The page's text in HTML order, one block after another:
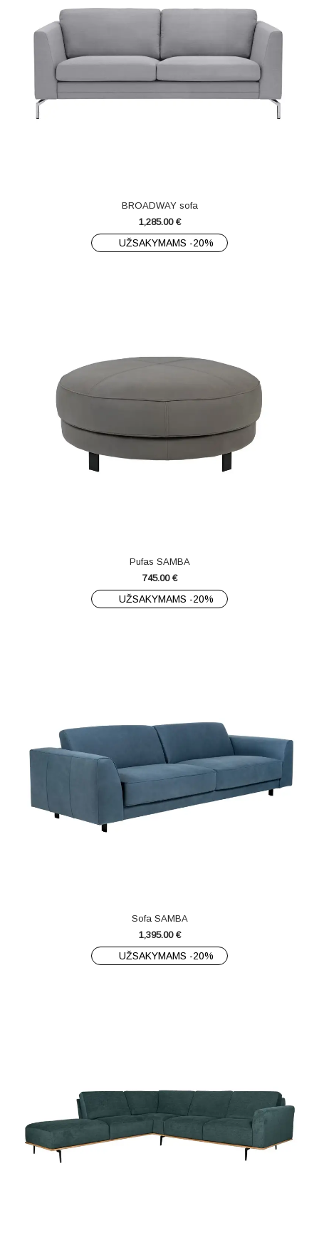
BROADWAY sofa
1,285.00 €
UŽSAKYMAMS -20%
Pufas SAMBA
745.00 €
UŽSAKYMAMS -20%
Sofa SAMBA
1,395.00 €
UŽSAKYMAMS -20%